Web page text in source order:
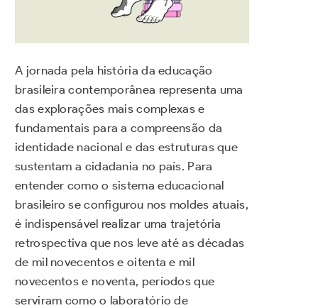
A jornada pela história da educação
brasileira contemporânea representa uma
das explorações mais complexas e
fundamentais para a compreensão da
identidade nacional e das estruturas que
sustentam a cidadania no país. Para
entender como o sistema educacional
brasileiro se configurou nos moldes atuais,
é indispensável realizar uma trajetória
retrospectiva que nos leve até as décadas
de mil novecentos e oitenta e mil
novecentos e noventa, períodos que
serviram como o laboratório de